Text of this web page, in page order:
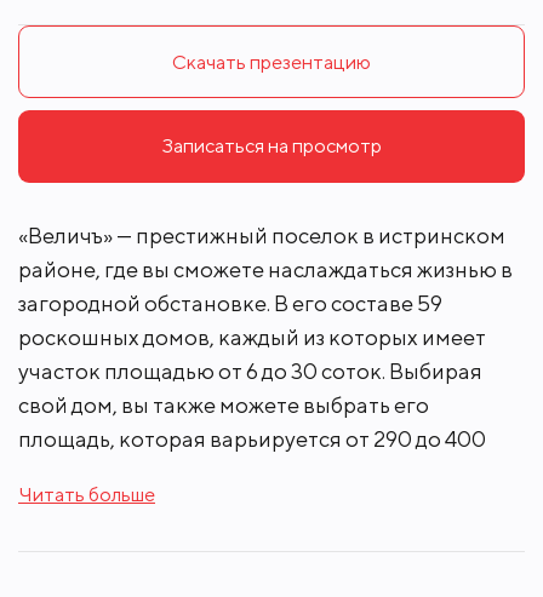
Скачать презентацию
Записаться на просмотр
«Величъ» — престижный поселок в истринском
районе, где вы сможете наслаждаться жизнью в
загородной обстановке. В его составе 59
роскошных домов, каждый из которых имеет
участок площадью от 6 до 30 соток. Выбирая
свой дом, вы также можете выбрать его
площадь, которая варьируется от 290 до 400
каждый коттедж оборудован современными
Читать больше